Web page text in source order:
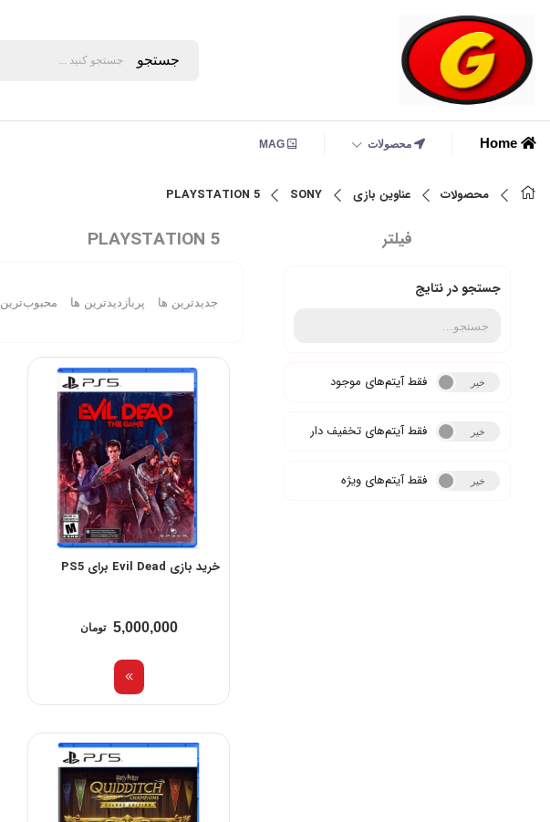
جستجو
محصولات
محصولات عناوین بازی SONY
PLAYSTATION 5
فیلتر
جستجو در نتایج
بله خیر فقط آیتم‌های موجود
بله خیر فقط آیتم‌های تخفیف دار
بله خیر فقط آیتم‌های ویژه
PLAYSTATION 5
جدیدترین ها پربازدیدترین ها محبوب‌‌ترین
خرید بازی Evil Dead برای PS5
5,000,000 تومان